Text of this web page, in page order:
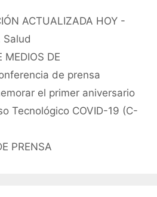
s
A
p
p
p
ar
tir
ACTUALIZADA HOY -
Salud
MEDIOS DE
de prensa
el primer aniversario
Tecnológico COVID-19 (C-
PRENSA